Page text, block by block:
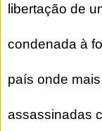
libertação de
condenada à
país onde
assassinadas